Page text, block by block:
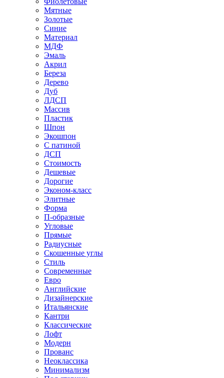
Мятные
Золотые
Синие
Материал
МДФ
Эмаль
Акрил
Береза
Дерево
Дуб
ЛДСП
Массив
Пластик
Шпон
Экошпон
С патиной
ДСП
Стоимость
Дешевые
Дорогие
Эконом-класс
Элитные
Форма
П-образные
Угловые
Прямые
Радиусные
Скошенные углы
Стиль
Современные
Евро
Английские
Дизайнерские
Итальянские
Кантри
Классические
Лофт
Модерн
Прованс
Неоклассика
Минимализм